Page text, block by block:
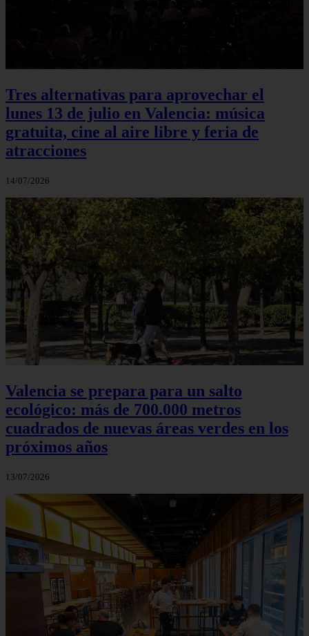
Tres alternativas para aprovechar el
lunes 13 de julio en Valencia: música
gratuita, cine al aire libre y feria de
atracciones
14/07/2026
Valencia se prepara para un salto
ecológico: más de 700.000 metros
cuadrados de nuevas áreas verdes en los
próximos años
13/07/2026